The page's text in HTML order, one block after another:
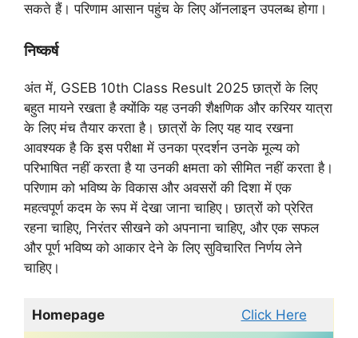
सकते हैं। परिणाम आसान पहुंच के लिए ऑनलाइन उपलब्ध होगा।
निष्कर्ष
अंत में, GSEB 10th Class Result 2025 छात्रों के लिए
बहुत मायने रखता है क्योंकि यह उनकी शैक्षणिक और करियर यात्रा
के लिए मंच तैयार करता है। छात्रों के लिए यह याद रखना
आवश्यक है कि इस परीक्षा में उनका प्रदर्शन उनके मूल्य को
परिभाषित नहीं करता है या उनकी क्षमता को सीमित नहीं करता है।
परिणाम को भविष्य के विकास और अवसरों की दिशा में एक
महत्वपूर्ण कदम के रूप में देखा जाना चाहिए। छात्रों को प्रेरित
रहना चाहिए, निरंतर सीखने को अपनाना चाहिए, और एक सफल
और पूर्ण भविष्य को आकार देने के लिए सुविचारित निर्णय लेने
चाहिए।
Homepage Click Here